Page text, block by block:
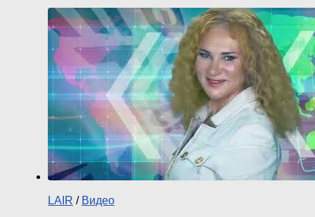
LAIR / Видео